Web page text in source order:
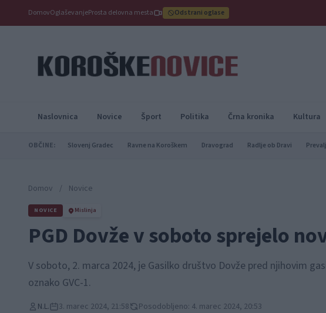
DomovOglaševanjeProsta delovna mesta Odstrani oglase
Naslovnica Novice Šport Politika Črna kronika Kultura
OBČINE: Slovenj Gradec Ravne na Koroškem Dravograd Radlje ob Dravi
Domov / Novice
NOVICE Mislinja
PGD Dovže v soboto sprejelo
V soboto, 2. marca 2024, je Gasilko društvo Dovže pred njihovim
oznako GVC-1.
N.L. 3. marec 2024, 21:58 Posodobljeno: 4. marec 2024, 20:53